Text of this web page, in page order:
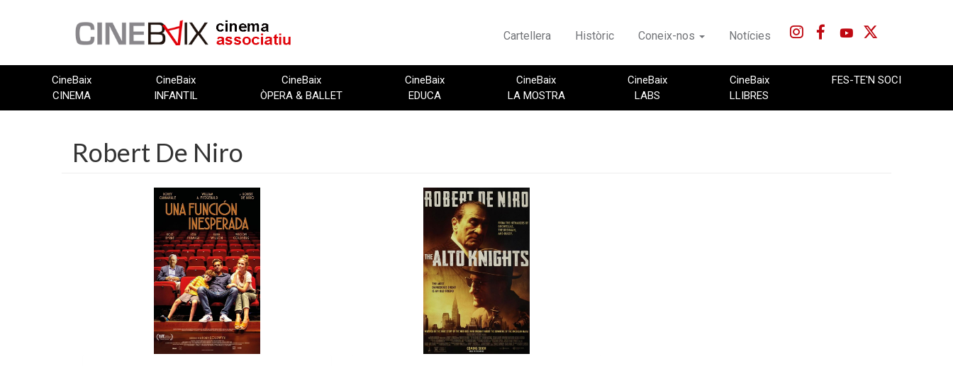
Cartellera Històric Coneix-nos Notícies
CineBaix
CINEMA
CineBaix
INFANTIL
CineBaix
ÒPERA & BALLET
CineBaix
EDUCA
CineBaix
LA MOSTRA
CineBaix
LABS
CineBaix
LLIBRES
FES-TE'N SOCI
Robert De Niro